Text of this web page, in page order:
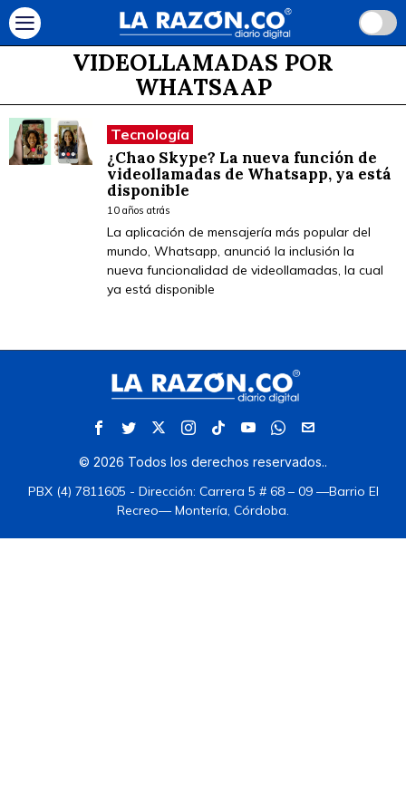
VIDEOLLAMADAS POR
WHATSAAP
Tecnología
¿Chao Skype? La nueva función de
videollamadas de Whatsapp, ya está
disponible
10 años atrás
La aplicación de mensajería más popular del
mundo, Whatsapp, anunció la inclusión la
nueva funcionalidad de videollamadas, la cual
ya está disponible
© 2026 Todos los derechos reservados..
PBX (4) 7811605 - Dirección: Carrera 5 # 68 – 09 —Barrio El
Recreo— Montería, Córdoba.